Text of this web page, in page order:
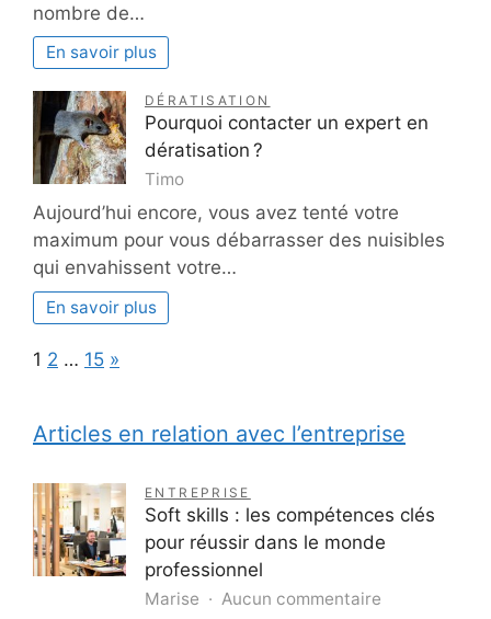
nombre de…
En savoir plus
DÉRATISATION
Pourquoi contacter un expert en
dératisation ?
Timo
Aujourd’hui encore, vous avez tenté votre
maximum pour vous débarrasser des nuisibles
qui envahissent votre…
En savoir plus
Page:
1 2 … 15 Next
»
Articles en relation avec l’entreprise
ENTREPRISE
Soft skills : les compétences clés
pour réussir dans le monde
professionnel
Marise Aucun commentaire